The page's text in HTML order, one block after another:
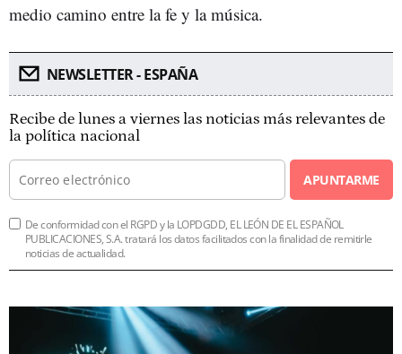
medio camino entre la fe y la música.
NEWSLETTER - ESPAÑA
Recibe de lunes a viernes las noticias más relevantes de
la política nacional
APUNTARME
De conformidad con el RGPD y la LOPDGDD, EL LEÓN DE EL ESPAÑOL
PUBLICACIONES, S.A. tratará los datos facilitados con la finalidad de remitirle
noticias de actualidad.